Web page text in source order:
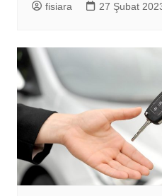
fisiara 27 Şubat